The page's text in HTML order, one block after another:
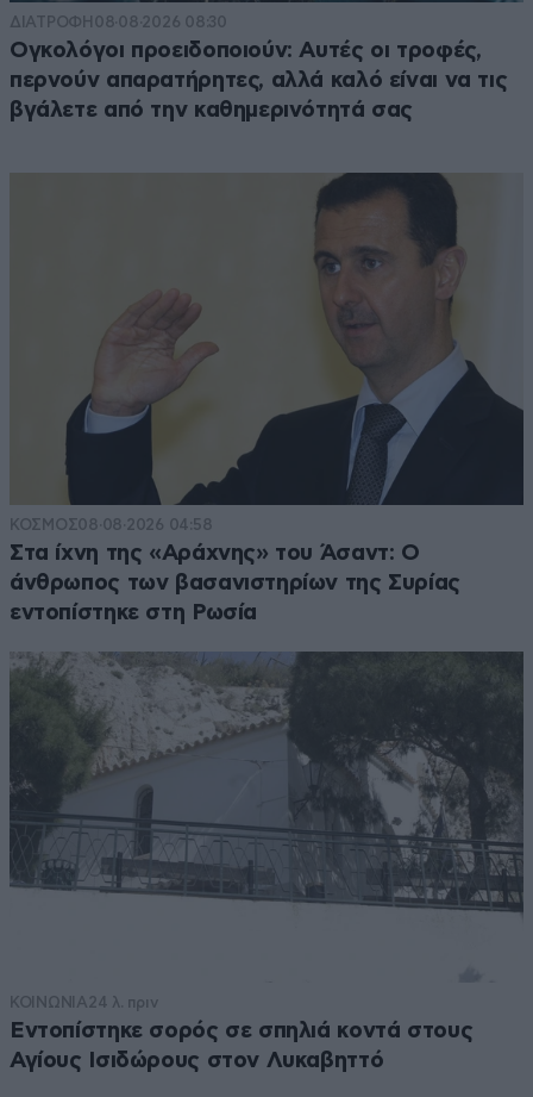
ΔΙΑΤΡΟΦΗ 08·08·2026 08:30
Ογκολόγοι προειδοποιούν: Αυτές οι τροφές,
περνούν απαρατήρητες, αλλά καλό είναι να τις
βγάλετε από την καθημερινότητά σας
ΚΟΣΜΟΣ08·08·2026 04:58
Στα ίχνη της «Αράχνης» του Άσαντ: Ο
άνθρωπος των βασανιστηρίων της Συρίας
εντοπίστηκε στη Ρωσία
ΚΟΙΝΩΝΙΑ24 λ. πριν
Εντοπίστηκε σορός σε σπηλιά κοντά στους
Αγίους Ισιδώρους στον Λυκαβηττό